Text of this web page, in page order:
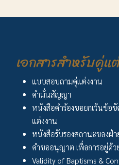
เอกสารสำหรับคู่แ
แบบสอบถามคู่แต่งงาน
คำมั่นสัญญา
หนังสือคำร้องขอยกเว้นข้อขั
แต่งงาน
หนังสือรับรองสถานะของฝ่
คำขออนุญาต เพื่อการอยู่ด้
Validity of Baptisms &